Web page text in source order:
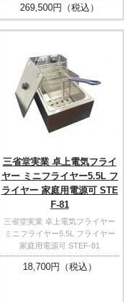
269,500円（税込）
三省堂実業 卓上電気フライ
ヤー ミニフライヤー5.5L フ
ライヤー 家庭用電源可 STE
F-81
三省堂実業 卓上電気フライヤー
ミニフライヤー5.5L フライヤー
家庭用電源可 STEF-81
18,700円（税込）